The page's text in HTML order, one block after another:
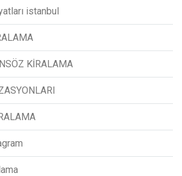
istanbul
KİRALAMA